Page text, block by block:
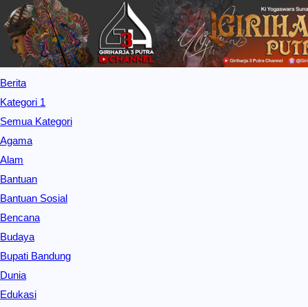
Berita
Kategori 1
Semua Kategori
Agama
Alam
Bantuan
Bantuan Sosial
Bencana
Budaya
Bupati Bandung
Dunia
Edukasi